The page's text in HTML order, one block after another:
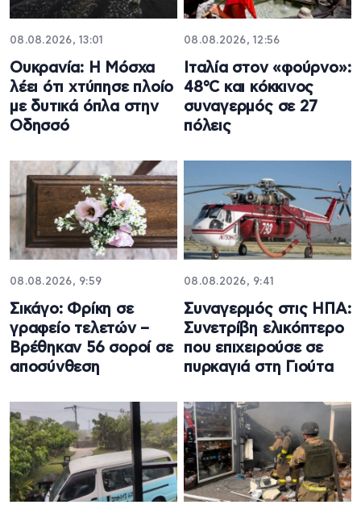
08.08.2026, 13:01
Ουκρανία: Η Μόσχα
λέει ότι χτύπησε πλοίο
με δυτικά όπλα στην
Οδησσό
08.08.2026, 12:56
Ιταλία στον «φούρνο»:
48°C και κόκκινος
συναγερμός σε 27
πόλεις
08.08.2026, 9:59
Σικάγο: Φρίκη σε
γραφείο τελετών –
Βρέθηκαν 56 σοροί σε
αποσύνθεση
08.08.2026, 9:41
Συναγερμός στις ΗΠΑ:
Συνετρίβη ελικόπτερο
που επιχειρούσε σε
πυρκαγιά στη Γιούτα